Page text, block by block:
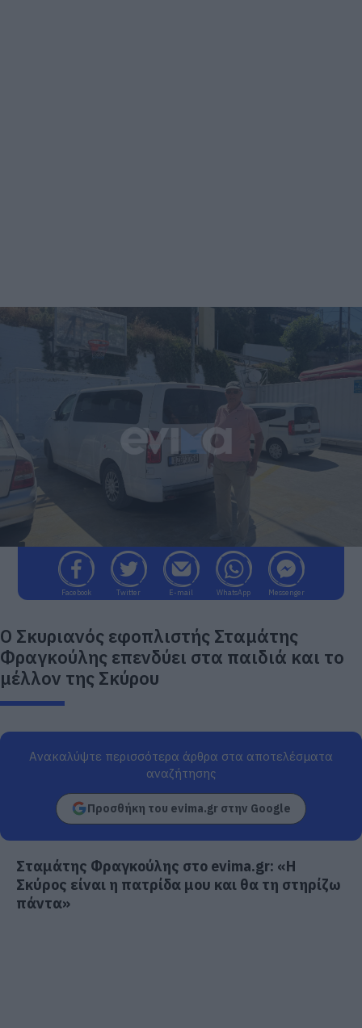
Facebook Twitter E-mail WhatsApp Messenger
Ο Σκυριανός εφοπλιστής Σταμάτης
Φραγκούλης επενδύει στα παιδιά και το
μέλλον της Σκύρου
Ανακαλύψτε περισσότερα άρθρα στα αποτελέσματα
αναζήτησης
Προσθήκη του evima.gr στην Google
Σταμάτης Φραγκούλης στο evima.gr: «Η
Σκύρος είναι η πατρίδα μου και θα τη στηρίζω
πάντα»